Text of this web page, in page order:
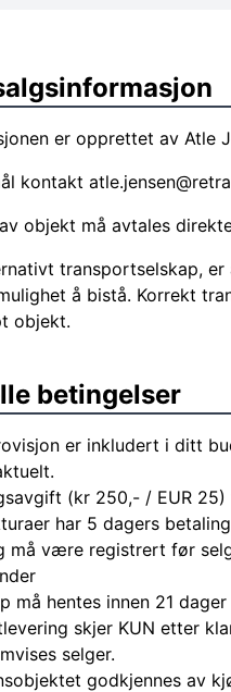
er opprettet av Atle
kontakt
objekt må avtales
transportselskap,
å bistå. Korrekt
objekt.
betingelser
er inkludert i ditt
(kr 250,- / EUR
har 5 dagers
må være registrert før
må hentes innen 21
skjer KUN etter
selger.
godkjennes av